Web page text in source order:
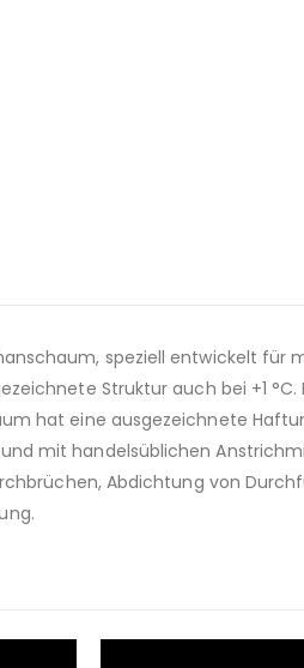
speziell entwickelt für
Struktur auch bei +1
hat eine ausgezeichnete
mit handelsüblichen
Abdichtung von